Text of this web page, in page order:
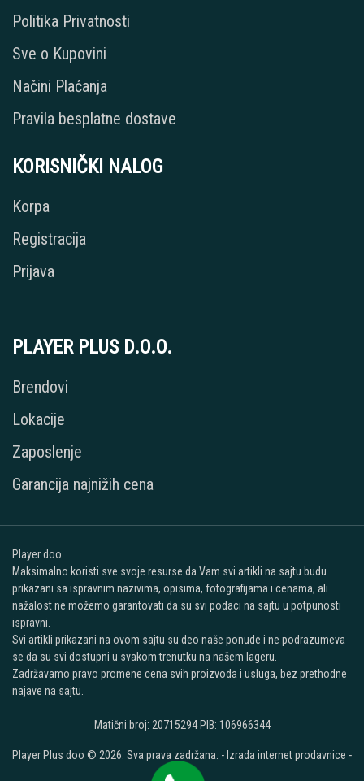
Politika Privatnosti
Sve o Kupovini
Načini Plaćanja
Pravila besplatne dostave
KORISNIČKI NALOG
Korpa
Registracija
Prijava
PLAYER PLUS D.O.O.
Brendovi
Lokacije
Zaposlenje
Garancija najnižih cena
Player doo
Maksimalno koristi sve svoje resurse da Vam svi artikli na sajtu budu
prikazani sa ispravnim nazivima, opisima, fotografijama i cenama, ali
nažalost ne možemo garantovati da su svi podaci na sajtu u potpunosti
ispravni.
Svi artikli prikazani na ovom sajtu su deo naše ponude i ne podrazumeva
se da su svi dostupni u svakom trenutku na našem lageru.
Zadržavamo pravo promene cena svih proizvoda i usluga, bez prethodne
najave na sajtu.
Matični broj: 20715294 PIB: 106966344
Player Plus doo © 2026. Sva prava zadržana. - Izrada internet prodavnice -
Selltico.